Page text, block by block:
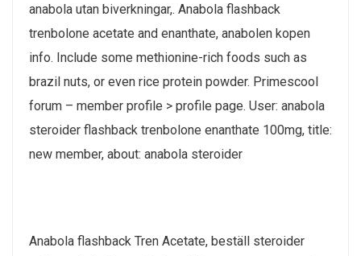
anabola utan biverkningar,. Anabola flashback
trenbolone acetate and enanthate, anabolen kopen
info. Include some methionine-rich foods such as
brazil nuts, or even rice protein powder. Primescool
forum – member profile > profile page. User: anabola
steroider flashback trenbolone enanthate 100mg, title:
new member, about: anabola steroider
Anabola flashback Tren Acetate, beställ steroider